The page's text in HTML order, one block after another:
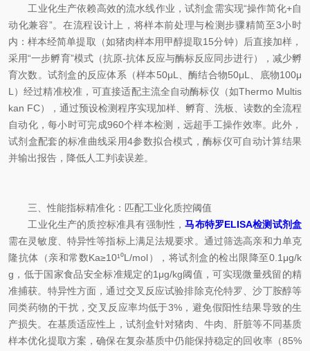
工业化生产依赖高效的流水线作业，试剂盒需实现“操作简化+自
动化兼容”。在流程设计上，将样本前处理与检测步骤精简至3小时
内：样本经简单提取（如猪肉样本用甲醇提取15分钟）后直接加样，
采用“一步孵育”模式（抗原-抗体反应与酶标反应同步进行），减少孵
育次数。试剂盒的反应体系（样本50μL、酶结合物50μL、底物100μ
L）经过精准校准，可直接适配主流全自动酶标仪（如Thermo Multis
kan FC），通过预设检测程序实现加样、孵育、洗板、读数的全流程
自动化，每小时可完成960个样本检测，远超手工操作效率。此外，
试剂盒配套的标准曲线采用4参数拟合模式，酶标仪可自动计算结果
并输出报告，降低人工判读误差。
三、性能指标精准化：匹配工业化质控阈值
工业化生产的质控标准具有强制性，马布特罗ELISA检测试剂盒
需在灵敏度、特异性等指标上满足法规要求。通过筛选高亲和力单克
隆抗体（亲和常数Ka≥10¹⁰L/mol），将试剂盒的检出限降至0.1μg/k
g，低于国家食品安全标准规定的1μg/kg阈值，可实现微量残留的精
准捕获。特异性方面，通过交叉反应试验排除克伦特罗、沙丁胺醇等
同类药物的干扰，交叉反应率均低于3%，避免假阳性结果导致的生
产损失。在基质适应性上，试剂盒针对猪肉、牛肉、肝脏等不同基质
样本优化提取方案，确保在复杂基质中仍能保持稳定的回收率（85%